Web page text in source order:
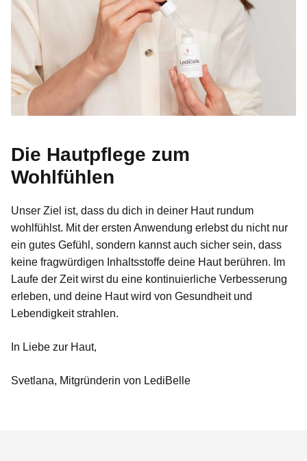
Die Hautpflege zum
Wohlfühlen
Unser Ziel ist, dass du dich in deiner Haut rundum
wohlfühlst. Mit der ersten Anwendung erlebst du nicht nur
ein gutes Gefühl, sondern kannst auch sicher sein, dass
keine fragwürdigen Inhaltsstoffe deine Haut berühren. Im
Laufe der Zeit wirst du eine kontinuierliche Verbesserung
erleben, und deine Haut wird von Gesundheit und
Lebendigkeit strahlen.
In Liebe zur Haut,
Svetlana, Mitgründerin von LediBelle